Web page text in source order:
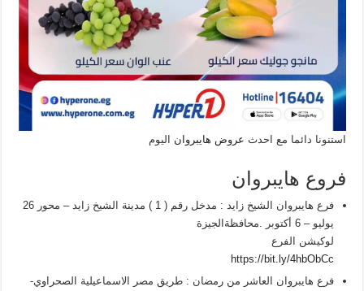
استنونا دائما مع احدث عروض هايبرواناليوم
فروع هايبروان
فرع هايبروان الشيخ زايد : مدخل رقم ( 1 ) مدينة الشيخ زايد – محور 26
يوليو – 6 أكتوبر .محافظةالجيزة
لوكيشن الفرع
https://bit.ly/4hbObCc
فرع هايبروان العاشر من رمضان : طريق مصر الاسماعيلية الصحراوي-